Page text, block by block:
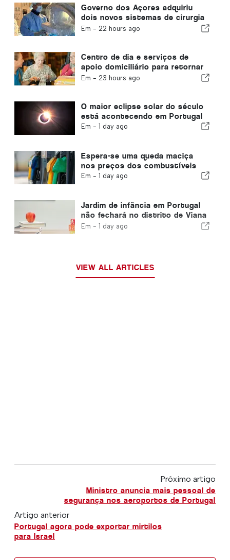
Governo dos Açores adquiriu
dois novos sistemas de cirurgia
robótica
Em - 22 hours ago
Centro de dia e serviços de
apoio domiciliário para retornar
ao município de Portugal
Em - 23 hours ago
O maior eclipse solar do século
está acontecendo em Portugal
Em - 1 day ago
Espera-se uma queda maciça
nos preços dos combustíveis
Em - 1 day ago
Jardim de infância em Portugal
não fechará no distrito de Viana
do Castelo
Em - 1 day ago
VIEW ALL ARTICLES
Próximo artigo
Ministro anuncia mais pessoal de
segurança nos aeroportos de Portugal
Artigo anterior
Portugal agora pode exportar mirtilos
para Israel